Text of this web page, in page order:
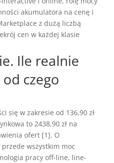
akumulatora na cenę i
z dużą liczbą
cen w każdej klasie
Ile realnie
czego
się w zakresie od 136,90 zł
to 2438,90 zł na
ofert [1]. O
wszystkim moc
pracy off-line, line-